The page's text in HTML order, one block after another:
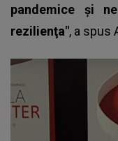
pandemice şi
rezilienţa", a spus